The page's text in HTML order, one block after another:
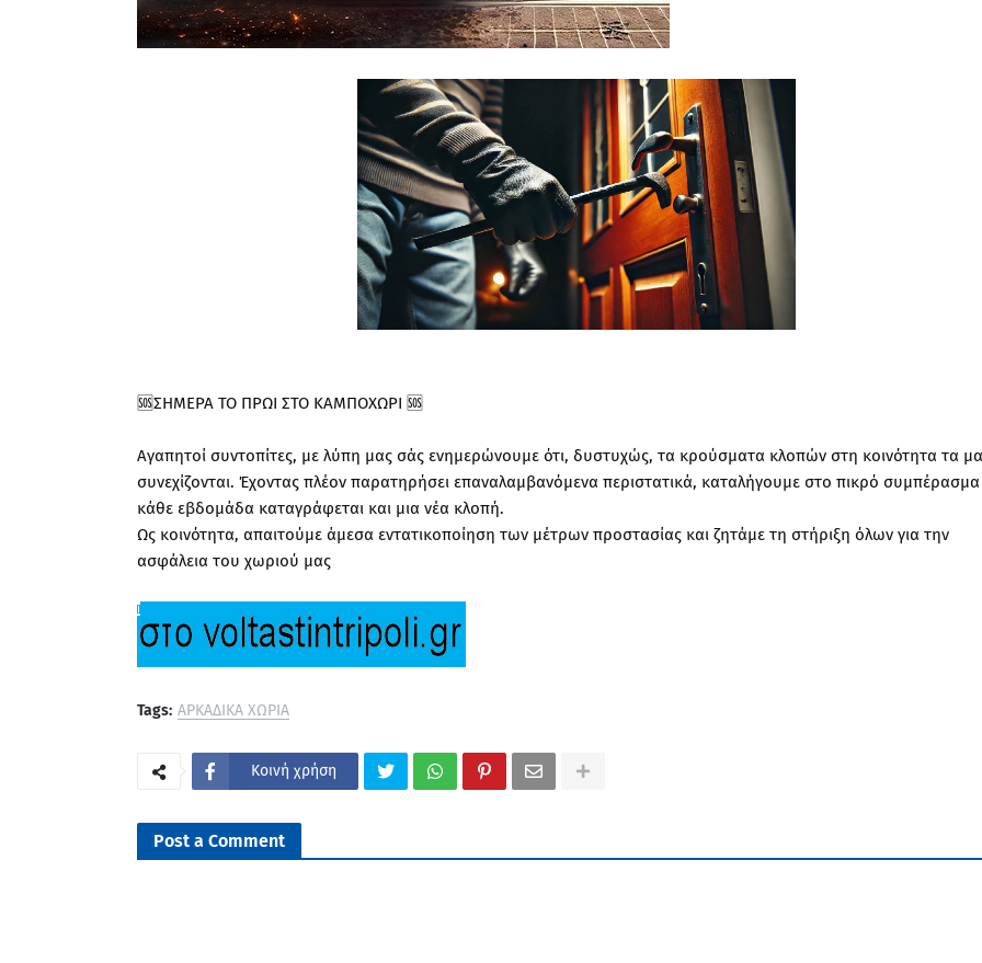
🆘ΣΗΜΕΡΑ ΤΟ ΠΡΩΙ ΣΤΟ ΚΑΜΠΟΧΩΡΙ 🆘
Αγαπητοί συντοπίτες, με λύπη μας σάς ενημερώνουμε ότι, δυστυχώς, τα κρούσματα κλοπών στη κοινότητα τα
συνεχίζονται. Έχοντας πλέον παρατηρήσει επαναλαμβανόμενα περιστατικά, καταλήγουμε στο πικρό συμπέρασμα
κάθε εβδομάδα καταγράφεται και μια νέα κλοπή.
Ως κοινότητα, απαιτούμε άμεσα εντατικοποίηση των μέτρων προστασίας και ζητάμε τη στήριξη όλων για την
ασφάλεια του χωριού μας
Tags: ΑΡΚΑΔΙΚΑ ΧΩΡΙΑ
Κοινή χρήση
Post a Comment